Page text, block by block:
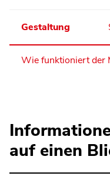
Gestaltung
Wie funktioniert der
auf einen